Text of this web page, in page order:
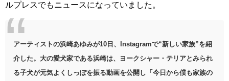
ルプレスでもニュースになっていました。
アーティストの浜崎あゆみが10日、Instagramで“新しい家族”を紹
介した。大の愛犬家である浜崎は、ヨークシャー・テリアとみられ
る子犬が元気よくしっぽを振る動画を公開し「今日から僕も家族の